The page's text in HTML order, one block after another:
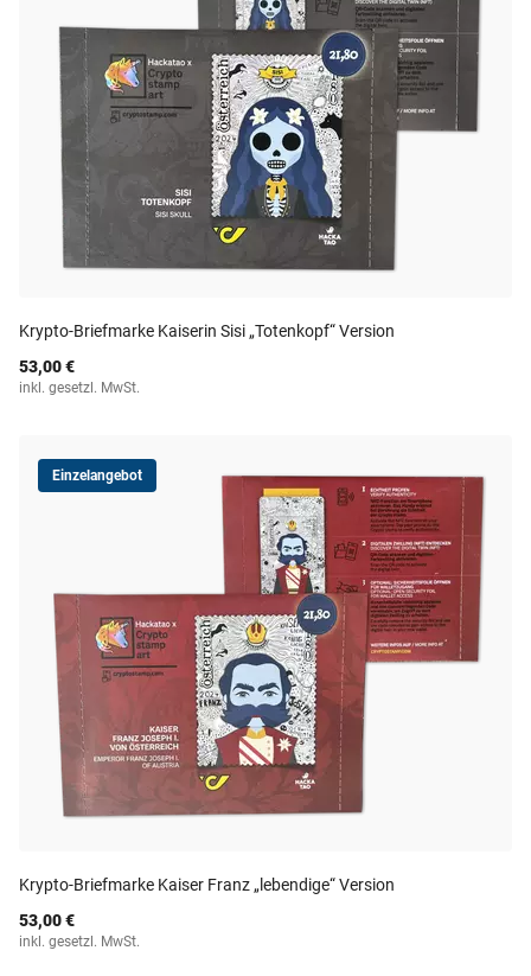
Krypto-Briefmarke Kaiserin Sisi „Totenkopf“ Version
53,00 €
inkl. gesetzl. MwSt.
Einzelangebot
Krypto-Briefmarke Kaiser Franz „lebendige“ Version
53,00 €
inkl. gesetzl. MwSt.